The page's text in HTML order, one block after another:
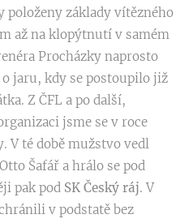
položeny základy vítězného
až na klopýtnutí v samém
Procházky naprosto
jaru, kdy se postoupilo již
Z ČFL a po další,
jsme se v roce
V té době mužstvo vedl
Šafář a hrálo se pod
pak pod SK Český ráj. V
v podstatě bez